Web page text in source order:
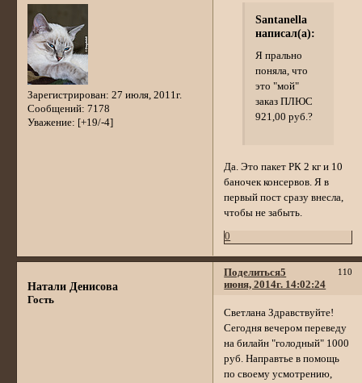
Зарегистрирован: 27 июля, 2011г.
Сообщений: 7178
Уважение: [+19/-4]
Santanella
написал(а):
Я прально
поняла, что
это "мой"
заказ ПЛЮС
921,00 руб.?
Да. Это пакет РК 2 кг и 10
баночек консервов. Я в
первый пост сразу внесла,
чтобы не забыть.
0
Поделиться 110
5
июня, 2014г. 14:02:24
Натали Денисова
Гость
Светлана Здравствуйте!
Сегодня вечером переведу
на билайн "голодный" 1000
руб. Направтье в помощь
по своему усмотрению,